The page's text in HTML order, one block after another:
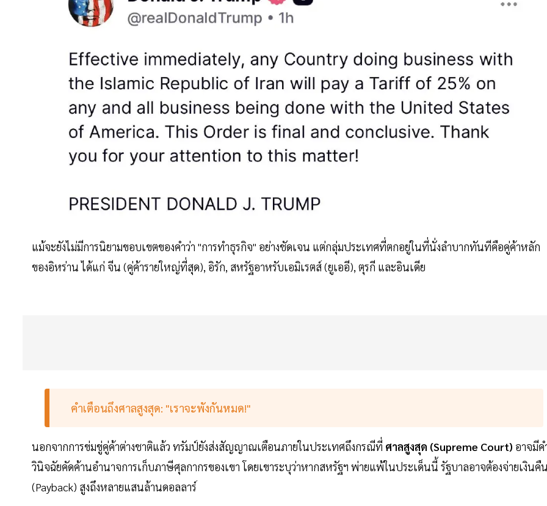
แม้จะยังไม่มีการนิยามขอบเขตของคำว่า "การทำธุรกิจ" อย่างชัดเจน แต่กลุ่มประเทศที่ตกอยู่ในที่นั่งลำบากทันทีคือคู่ค้าหลัก
ของอิหร่าน ได้แก่ จีน (คู่ค้ารายใหญ่ที่สุด), อิรัก, สหรัฐอาหรับเอมิเรตส์ (ยูเออี), ตุรกี และอินเดีย
คำเตือนถึงศาลสูงสุด: "เราจะพังกันหมด!"
นอกจากการข่มขู่คู่ค้าต่างชาติแล้ว ทรัมป์ยังส่งสัญญาณเตือนภายในประเทศถึงกรณีที่ ศาลสูงสุด (Supreme Court) อาจมีค
วินิจฉัยคัดค้านอำนาจการเก็บภาษีศุลกากรของเขา โดยเขาระบุว่าหากสหรัฐฯ พ่ายแพ้ในประเด็นนี้ รัฐบาลอาจต้องจ่ายเงินคื
(Payback) สูงถึงหลายแสนล้านดอลลาร์